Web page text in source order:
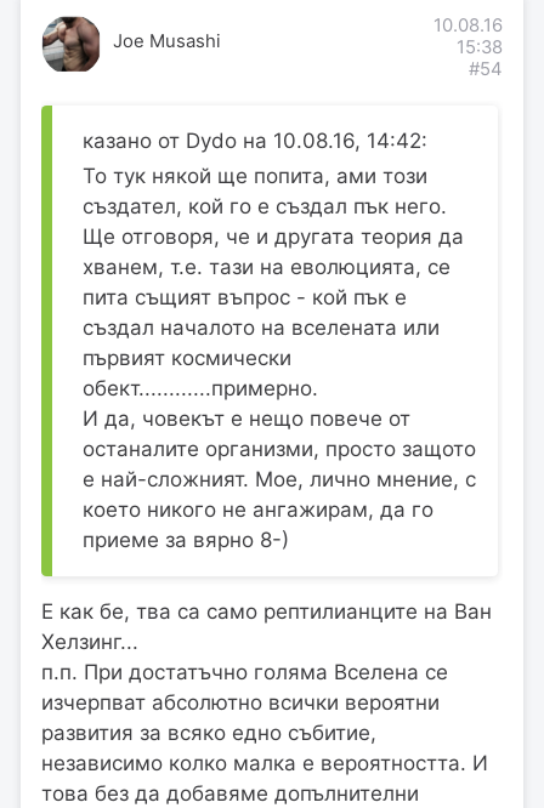
Joe Musashi
10.08.16
15:38
#54
казано от Dydo на 10.08.16, 14:42:
То тук някой ще попита, ами този
създател, кой го е създал пък него.
Ще отговоря, че и другата теория да
хванем, т.е. тази на еволюцията, се
пита същият въпрос - кой пък е
създал началото на вселената или
първият космически
обект............примерно.
И да, човекът е нещо повече от
останалите организми, просто защото
е най-сложният. Мое, лично мнение, с
което никого не ангажирам, да го
приеме за вярно 8-)
Е как бе, тва са само рептилианците на Ван
Хелзинг...
п.п. При достатъчно голяма Вселена се
изчерпват абсолютно всички вероятни
развития за всяко едно събитие,
независимо колко малка е вероятността. И
това без да добавяме допълнителни